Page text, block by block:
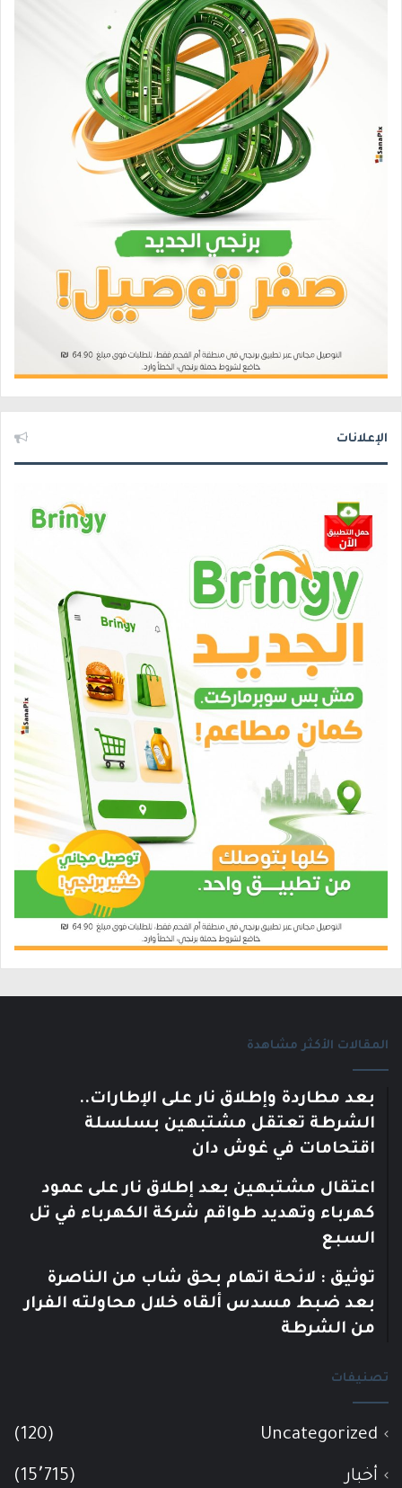
الإعلانات
المقالات الأكثر مشاهدة
بعد مطاردة وإطلاق نار على الإطارات..
الشرطة تعتقل مشتبهين بسلسلة
اقتحامات في غوش دان
اعتقال مشتبهين بعد إطلاق نار على عمود
كهرباء وتهديد طواقم شركة الكهرباء في تل
السبع
توثيق : لائحة اتهام بحق شاب من الناصرة
بعد ضبط مسدس ألقاه خلال محاولته الفرار
من الشرطة
تصنيفات
Uncategorized
(120)
أخبار (15٬715)